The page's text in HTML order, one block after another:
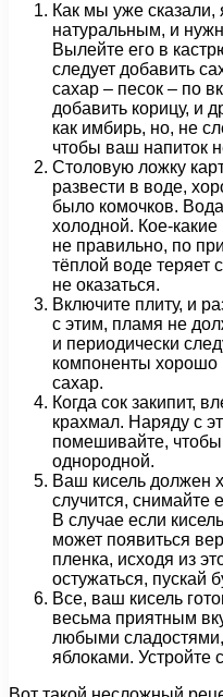
Как мы уже
натуральным, и
Вылейте его в
следует добавить
сахар – песок – по
добавить корицу, и
как имбирь, но, не
чтобы ваш напиток
Столовую ложку
развести в воде,
было комочков.
холодной. Кое-
не правильно, по
тёплой воде теряет
не оказаться.
Включите плиту, и
с этим, пламя не
и периодически
компоненты хорошо
сахар.
Когда сок закипит,
крахмал. Наряду с
помешивайте,
однородной.
Ваш кисель должен
случится, снимайте
В случае если
может появиться
пленка, исходя из
остужаться, пускай
Все, ваш кисель
весьма приятным
любыми
яблоками. Устройте